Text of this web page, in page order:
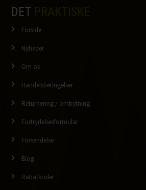
DET
Forside
Nyheder
Om os
Handelsbetingelser
Returnering / ombytning
Fortrydelsesformular
Forsendelse
Blog
Rabatkoder